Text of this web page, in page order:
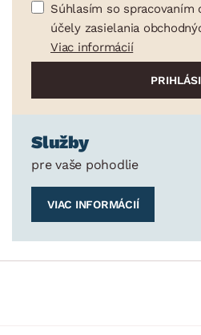
Súhlasím so spracovaním
účely zasielania
Viac informácií
Služby
pre vaše pohodlie
VIAC INFORMÁCIÍ